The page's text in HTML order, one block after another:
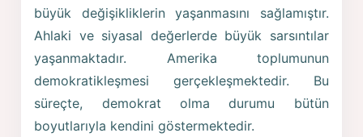
büyük değişikliklerin yaşanmasını sağlamıştır.
Ahlaki ve siyasal değerlerde büyük sarsıntılar
yaşanmaktadır. Amerika toplumunun
demokratikleşmesi gerçekleşmektedir. Bu
süreçte, demokrat olma durumu bütün
boyutlarıyla kendini göstermektedir.